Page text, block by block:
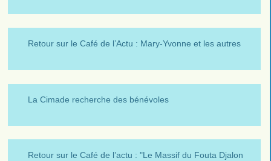
Retour sur le Café de l’Actu : Mary-Yvonne et les autres
La Cimade recherche des bénévoles
Retour sur le Café de l’actu : "Le Massif du Fouta Djalon